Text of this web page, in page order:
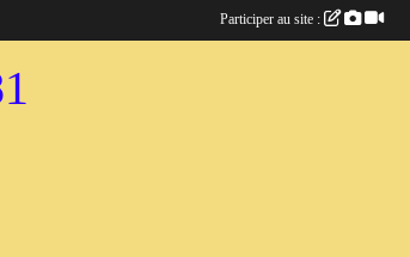
Participer au site :